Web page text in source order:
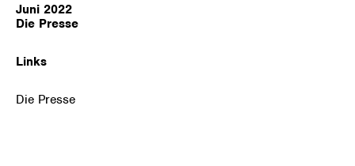
Juni 2022
Die Presse
Links
Die Presse